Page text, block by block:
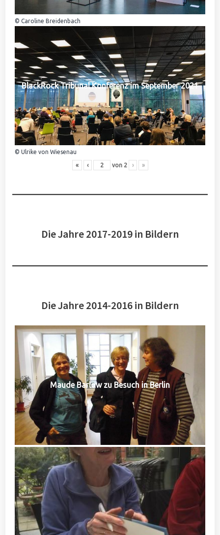
© Caroline Breidenbach
BlackRock Tribunal Konferenz im September 2021
© Ulrike von Wiesenau
« ‹ von 2 › »
Die Jahre 2017-2019 in Bildern
Die Jahre 2014-2016 in Bildern
Maude Barlow zu Besuch in Berlin